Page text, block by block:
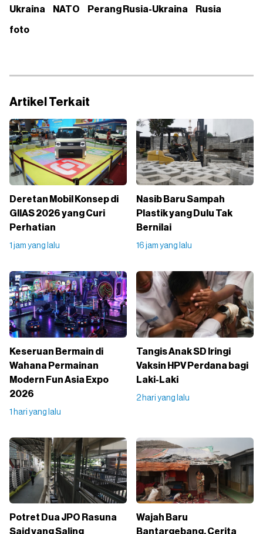
Ukraina NATO Perang Rusia-Ukraina Rusia
foto
Artikel Terkait
Deretan Mobil Konsep di
GIIAS 2026 yang Curi
Perhatian
1 jam yang lalu
Nasib Baru Sampah
Plastik yang Dulu Tak
Bernilai
16 jam yang lalu
Keseruan Bermain di
Wahana Permainan
Modern Fun Asia Expo
2026
1 hari yang lalu
Tangis Anak SD Iringi
Vaksin HPV Perdana bagi
Laki-Laki
2 hari yang lalu
Potret Dua JPO Rasuna
Said yang Saling
Wajah Baru
Bantargebang, Cerita